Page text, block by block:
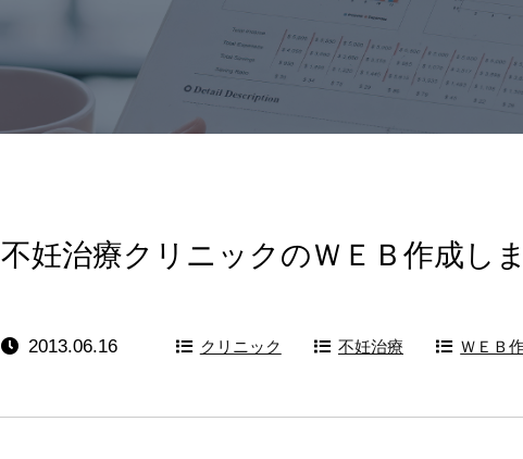
不妊治療クリニックのＷＥＢ作成し
2013.06.16 クリニック 不妊治療 ＷＥＢ